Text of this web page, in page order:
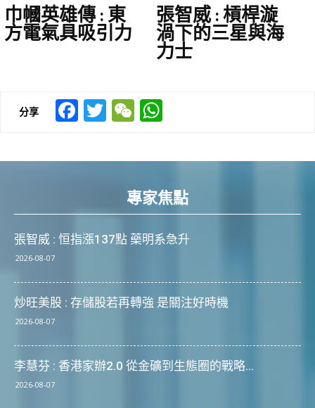
巾幗英雄傳 : 東
方電氣具吸引力
張智威 : 槓桿漩
渦下的三星與海
力士
分享 Facebook
TwitterWeChat
專家焦點
張智威 : 恒指漲137點 藥明系急升
2026-08-07
炒旺美股 : 存儲股若再轉強 是關注好時機
2026-08-07
李慧芬 : 香港家辦2.0 從金礦到生態圈的戰略...
2026-08-07